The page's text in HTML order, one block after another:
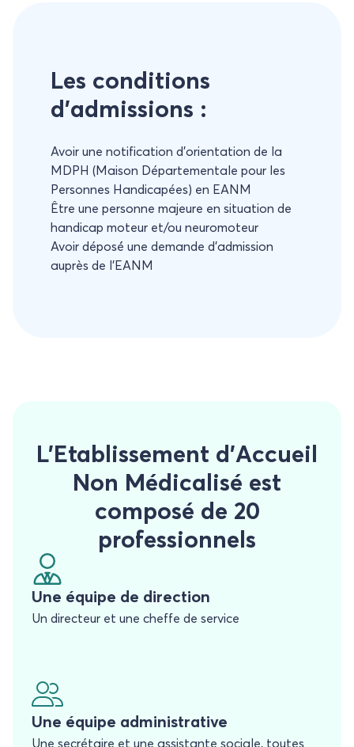
Les conditions
d’admissions :
Avoir une notification d’orientation de la
MDPH (Maison Départementale pour les
Personnes Handicapées) en EANM
Être une personne majeure en situation de
handicap moteur et/ou neuromoteur
Avoir déposé́ une demande d’admission
auprès de l’EANM
L’Etablissement d’Accueil
Non Médicalisé est
composé de 20
professionnels
Une équipe de direction
Un directeur et une cheffe de service
Une équipe administrative
Une secrétaire et une assistante sociale, toutes